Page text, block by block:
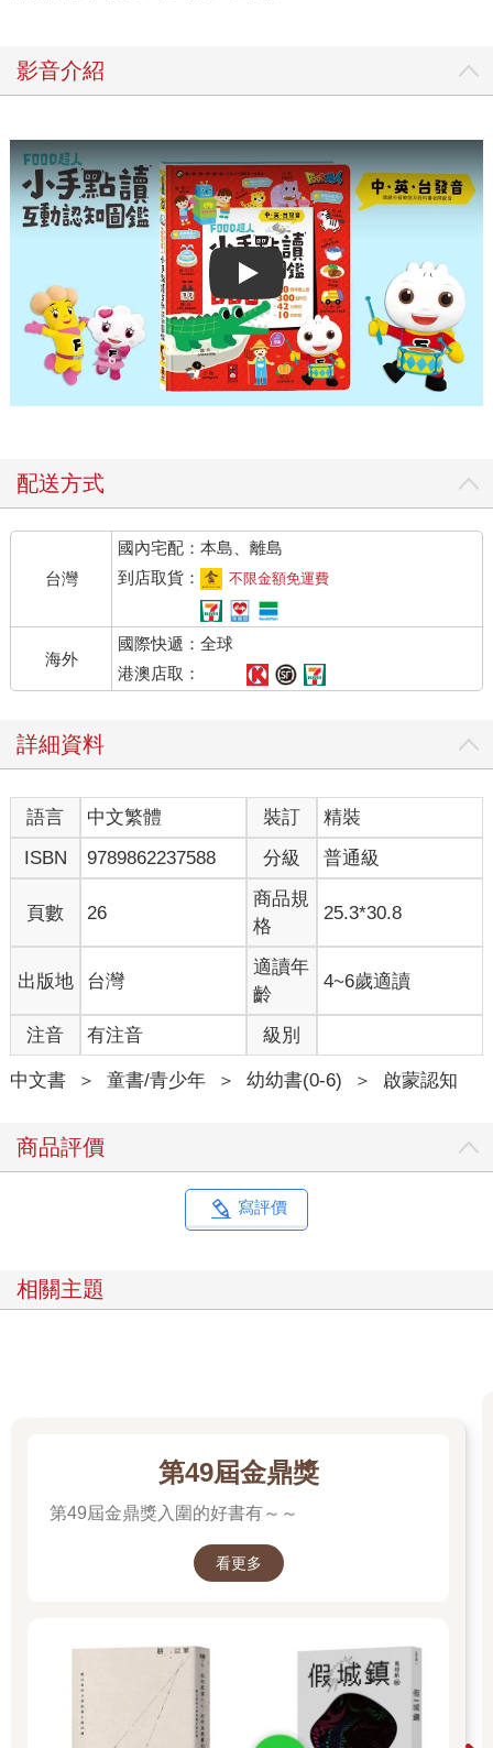
影音介紹
Play video
配送方式
台灣
國內宅配：本島、離島
到店取貨：
不限金額免運費
海外
國際快遞：全球
港澳店取：
詳細資料
語言 中文繁體 裝訂
精裝
ISBN
9789862237588 分級 普通級
頁數 26
商品規
格
25.3*30.8
出版地 台灣
適讀年
齡
4~6歲適讀
注音 有注音 級別
中文書 ＞ 童書/青少年 ＞ 幼幼書(0-6) ＞ 啟蒙認知
商品評價
寫評價
相關主題
第49屆金鼎獎
第49屆金鼎獎入圍的好書有～～
看更多